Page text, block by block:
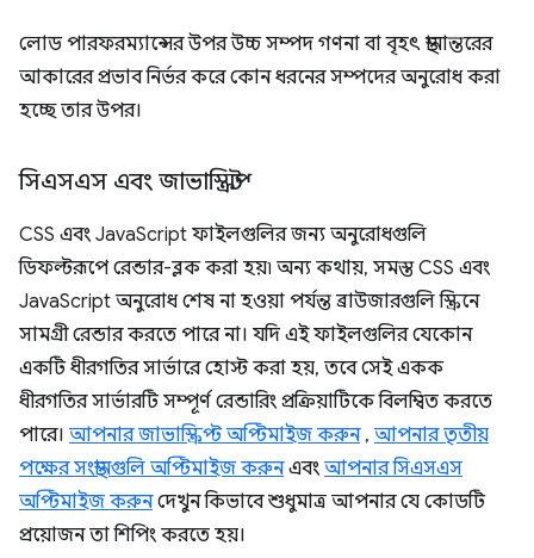
লোড পারফরম্যান্সের উপর উচ্চ সম্পদ গণনা বা বৃহৎ স্থানান্তরের
আকারের প্রভাব নির্ভর করে কোন ধরনের সম্পদের অনুরোধ করা
হচ্ছে তার উপর।
সিএসএস এবং জাভাস্ক্রিপ্ট
CSS এবং JavaScript ফাইলগুলির জন্য অনুরোধগুলি
ডিফল্টরূপে রেন্ডার-ব্লক করা হয়৷ অন্য কথায়, সমস্ত CSS এবং
JavaScript অনুরোধ শেষ না হওয়া পর্যন্ত ব্রাউজারগুলি স্ক্রিনে
সামগ্রী রেন্ডার করতে পারে না। যদি এই ফাইলগুলির যেকোন
একটি ধীরগতির সার্ভারে হোস্ট করা হয়, তবে সেই একক
ধীরগতির সার্ভারটি সম্পূর্ণ রেন্ডারিং প্রক্রিয়াটিকে বিলম্বিত করতে
পারে। আপনার জাভাস্ক্রিপ্ট অপ্টিমাইজ করুন, আপনার তৃতীয়
পক্ষের সংস্থানগুলি অপ্টিমাইজ করুনএবং আপনার সিএসএস
অপ্টিমাইজ করুনদেখুন কিভাবে শুধুমাত্র আপনার যে কোডটি
প্রয়োজন তা শিপিং করতে হয়।